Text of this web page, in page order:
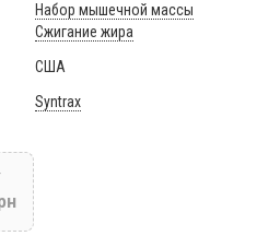
Набор мышечной массы
Сжигание жира
США
Syntrax